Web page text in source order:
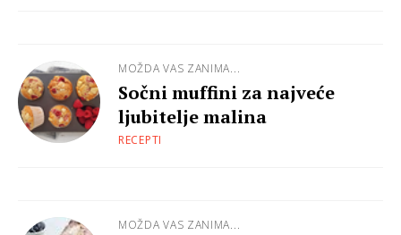
MOŽDA VAS ZANIMA...
Sočni muffini za najveće
ljubitelje malina
RECEPTI
MOŽDA VAS ZANIMA...